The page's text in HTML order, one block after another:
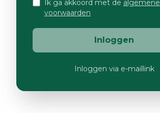
Ik ga akkoord met de algemene
voorwaarden
Inloggen
Inloggen via e-maillink